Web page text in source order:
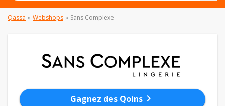
Qassa » Webshops » Sans Complexe
Gagnez des Qoins chevron_right